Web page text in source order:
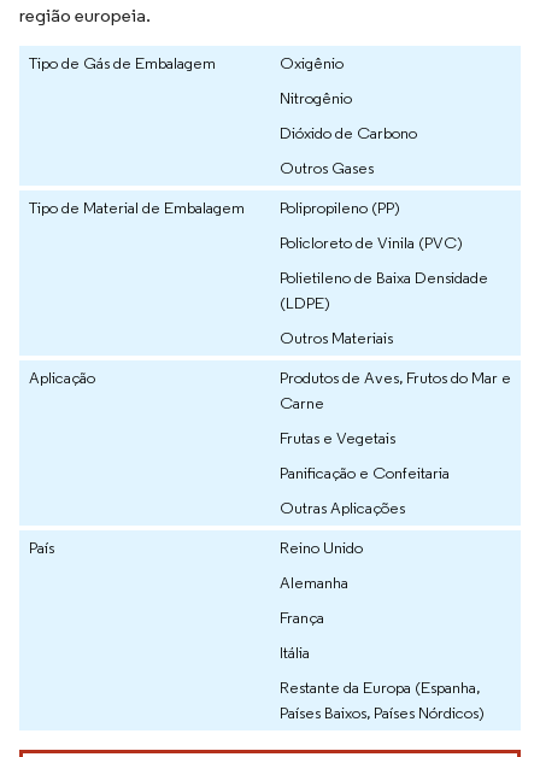
região europeia.
Tipo de Gás de Embalagem
Oxigênio
Nitrogênio
Dióxido de Carbono
Outros Gases
Tipo de Material de Embalagem
Polipropileno (PP)
Policloreto de Vinila (PVC)
Polietileno de Baixa Densidade
(LDPE)
Outros Materiais
Aplicação
Produtos de Aves, Frutos do Mar e
Carne
Frutas e Vegetais
Panificação e Confeitaria
Outras Aplicações
País
Reino Unido
Alemanha
França
Itália
Restante da Europa (Espanha,
Países Baixos, Países Nórdicos)